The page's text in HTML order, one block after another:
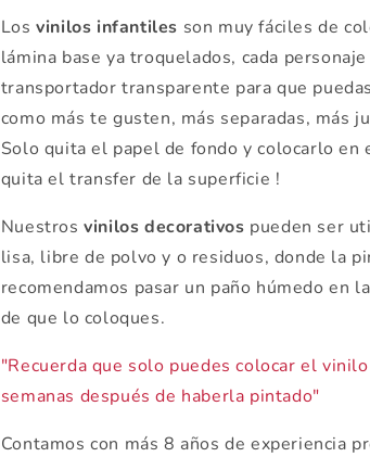
Losvinilos infantiles son muy fáciles de
lámina base ya troquelados, cada
transportador transparente para que
como más te gusten, más separadas, más
Solo quita el papel de fondo y colocarlo
quita el transfer de la superficie !
Nuestrosvinilos decorativos pueden ser
lisa, libre de polvo y o residuos, donde la
recomendamos pasar un paño húmedo en
de que lo coloques.
"Recuerda que solo puedes colocar el
semanas después de haberla pintado"
Contamos con más 8 años de experiencia